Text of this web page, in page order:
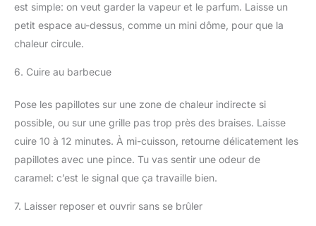
est simple: on veut garder la vapeur et le parfum. Laisse un
petit espace au-dessus, comme un mini dôme, pour que la
chaleur circule.
6. Cuire au barbecue
Pose les papillotes sur une zone de chaleur indirecte si
possible, ou sur une grille pas trop près des braises. Laisse
cuire 10 à 12 minutes. À mi-cuisson, retourne délicatement les
papillotes avec une pince. Tu vas sentir une odeur de
caramel: c’est le signal que ça travaille bien.
7. Laisser reposer et ouvrir sans se brûler